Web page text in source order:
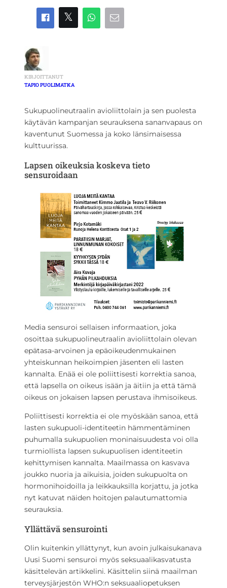
KIRJOITTANUT
TAPIO PUOLIMATKA
Sukupuolineutraalin avioliittolain ja sen puolesta
käytävän kampanjan seurauksena sananvapaus on
kaventunut Suomessa ja koko länsimaisessa
kulttuurissa.
Lapsen oikeuksia koskeva tieto
sensuroidaan
Media sensuroi sellaisen informaation, joka
osoittaa sukupuolineutraalin avioliittolain olevan
epätasa-arvoinen ja epäoikeudenmukainen
yhteiskunnan heikoimpien jäsenten eli lasten
kannalta. Enää ei ole poliittisesti korrektia sanoa,
että lapsella on oikeus isään ja äitiin ja että tämä
oikeus on jokaisen lapsen perustava ihmisoikeus.
Poliittisesti korrektia ei ole myöskään sanoa, että
lasten sukupuoli-identiteetin hämmentäminen
puhumalla sukupuolien moninaisuudesta voi olla
turmiollista lapsen sukupuolisen identiteetin
kehittymisen kannalta. Maailmassa on kasvava
joukko nuoria ja aikuisia, joiden sukupuolta on
hormonihoidoilla ja leikkauksilla korjattu, ja jotka
nyt katuvat näiden hoitojen palautumattomia
seurauksia.
Yllättävä sensurointi
Olin kuitenkin yllättynyt, kun avoin julkaisukanava
Uusi Suomi sensuroi myös seksuaalikasvatusta
käsittelevän artikkelini. Käsittelin siinä maailman
terveysjärjestön WHO:n seksuaaliopetuksen